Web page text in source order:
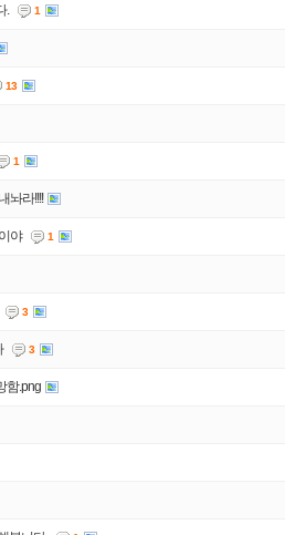
. 1
13
1
놔라!!!!
야 1
3
3
함.png